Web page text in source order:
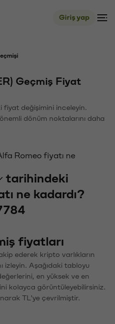
Giriş yap
Geçmiş Fiyat
fiyat değişimini inceleyin.
dönüm noktalarını daha
Romeo fiyatı ne
tarihindeki
ne kadardı?
fiyatları
ederek kripto varlıkların
izleyin. Aşağıdaki tabloyu
en yüksek ve en
kolayca görüntüleyebilirsiniz.
TL'ye çevrilmiştir.